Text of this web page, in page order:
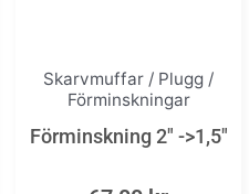
Skarvmuffar / Plugg /
Förminskningar
Förminskning 2″ ->1,5″